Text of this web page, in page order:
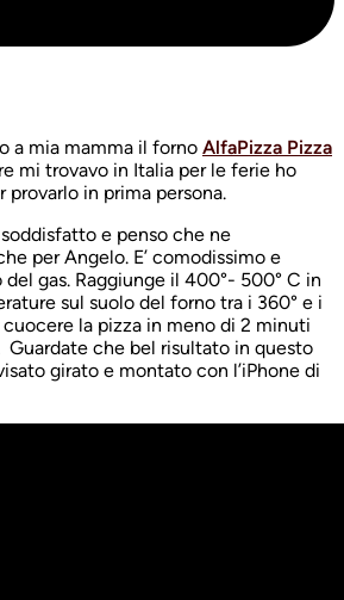
a mia mamma il forno AlfaPizza Pizza
mi trovavo in Italia per le ferie ho
provarlo in prima persona.
e penso che ne
per Angelo. E’ comodissimo e
del gas. Raggiunge il 400°- 500° C in
sul suolo del forno tra i 360° e i
la pizza in meno di 2 minuti
che bel risultato in questo
girato e montato con l’iPhone di